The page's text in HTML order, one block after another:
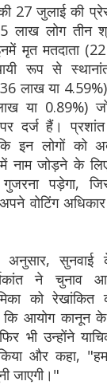
27 जुलाई की
लाख लोग तीन
मृत मतदाता
रूप से
लाख या
या 0.89%)
पर दर्ज हैं।
इन लोगों को अब
नाम जोड़ने के
पड़ेगा,
वोटिंग
सुनवाई
ने चुनाव
को
कि आयोग कानून
भी उन्होंने
और कहा,
जाएगी।"